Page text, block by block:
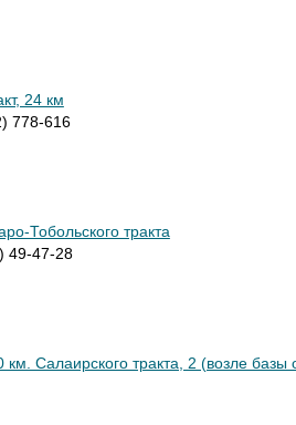
24 км
778-616
Тобольского тракта
49-47-28
Салаирского тракта, 2 (возле